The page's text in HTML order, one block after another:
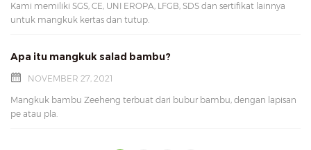
Kami memiliki SGS, CE, UNI EROPA, LFGB, SDS dan sertifikat lainnya
untuk mangkuk kertas dan tutup.
Apa itu mangkuk salad bambu?
NOVEMBER 27, 2021
Mangkuk bambu Zeeheng terbuat dari bubur bambu, dengan lapisan
pe atau pla.